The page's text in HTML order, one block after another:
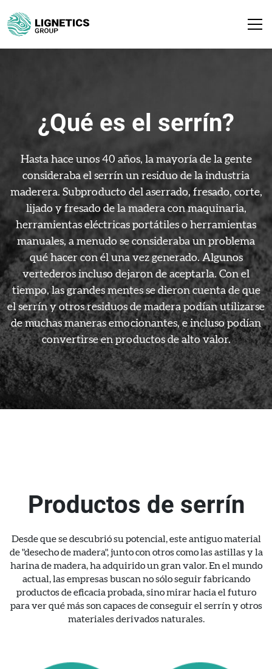
¿Qué es el serrín?
Hasta hace unos 40 años, la mayoría de la gente
consideraba el serrín un residuo de la industria
maderera. Subproducto del aserrado, fresado, corte,
lijado y fresado de la madera con maquinaria,
herramientas eléctricas portátiles o herramientas
manuales, a menudo se consideraba un problema
qué hacer con él una vez generado. Algunos
vertederos incluso dejaron de aceptarla. Con el
tiempo, las grandes mentes se dieron cuenta de que
el serrín y otros residuos de madera podían utilizarse
de muchas maneras emocionantes, e incluso podían
convertirse en productos de alto valor.
Productos de serrín
Desde que se descubrió su potencial, este antiguo material
de "desecho de madera", junto con otros como las astillas y la
harina de madera, ha adquirido un gran valor. En el mundo
actual, las empresas buscan no sólo seguir fabricando
productos de eficacia probada, sino mirar hacia el futuro
para ver qué más son capaces de conseguir el serrín y otros
materiales derivados naturales.